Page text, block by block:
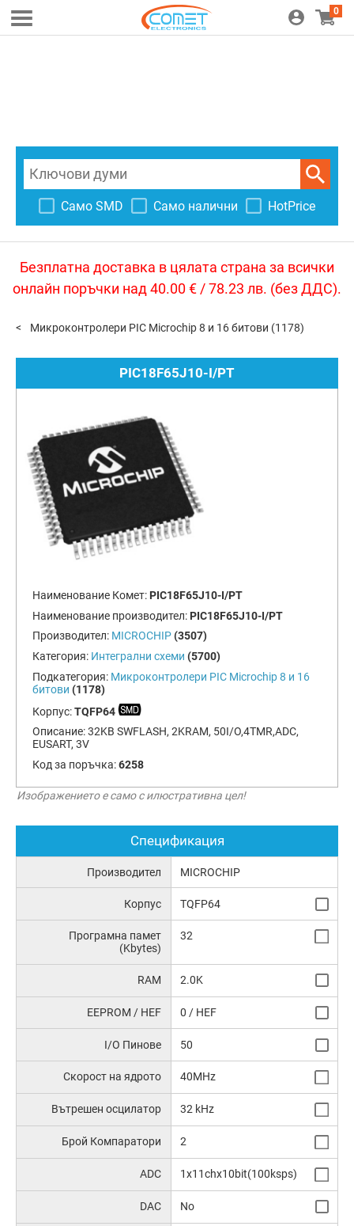
0
Само SMD Само налични HotPrice
Безплатна доставка в цялата страна за всички
онлайн поръчки над 40.00 € / 78.23 лв. (без ДДС).
Микроконтролери PIC Microchip 8 и 16 битови (1178)
PIC18F65J10-I/PT
Наименование Комет: PIC18F65J10-I/PT
Наименование производител: PIC18F65J10-I/PT
Производител: MICROCHIP (3507)
Категория: Интегрални схеми (5700)
Подкатегория: Микроконтролери PIC Microchip 8 и 16
битови (1178)
Корпус:TQFP64
Описание:32KB SWFLASH, 2KRAM, 50I/O,4TMR,ADC,
EUSART, 3V
Код за поръчка:6258
Изображението е само с илюстративна цел!
Спецификация
Производител MICROCHIP
Корпус TQFP64
Програмна памет
(Kbytes)
32
RAM 2.0K
EEPROM / HEF 0 / HEF
I/O Пинове 50
Скорост на ядрото 40MHz
Вътрешен осцилатор 32 kHz
Брой Компаратори 2
ADC 1x11chx10bit(100ksps)
DAC No